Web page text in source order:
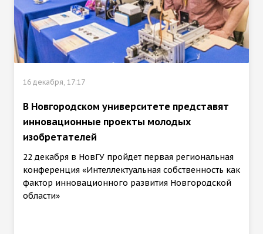
16 декабря, 17:17
В Новгородском университете представят
инновационные проекты молодых
изобретателей
22 декабря в НовГУ пройдет первая региональная
конференция «Интеллектуальная собственность как
фактор инновационного развития Новгородской
области»